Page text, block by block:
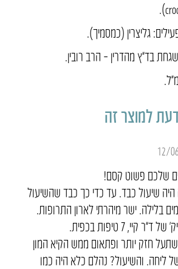
גליצרין (כמסמיך).
בד”ץ מהדרין – הרב רובין.
למוצר זה
12/
שלכם פשוט קסם!
בן 4. הלילה היה שיעול כבד. עד כדי כך כבד שהשיעול
בלילה. ישר מיהרתי לארון התרופות.
7 טיפות בכפית.
חזק יותר ופתאום ממש הקיא המון
ליחה. והשיעול? נהלם כלא היה כמו